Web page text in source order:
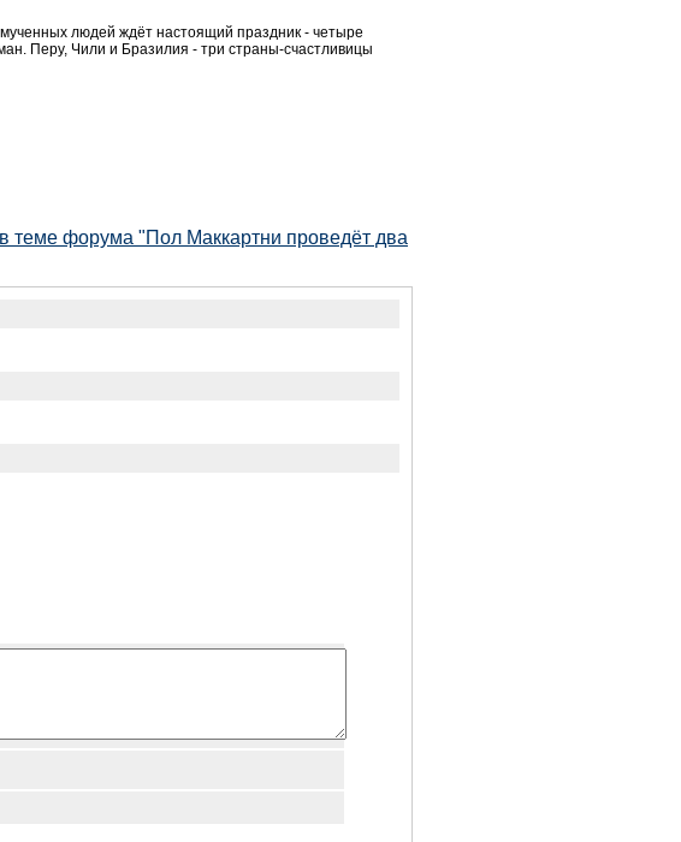
людей ждёт настоящий праздник - четыре
Перу, Чили и Бразилия - три страны-счастливицы
теме форума "Пол Маккартни проведёт два